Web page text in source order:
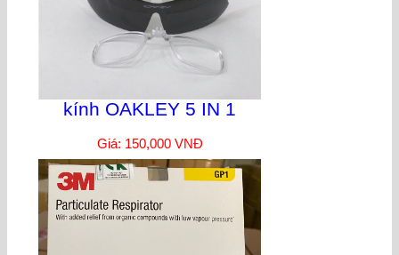
kính OAKLEY 5 IN 1
Giá: 150,000 VNĐ